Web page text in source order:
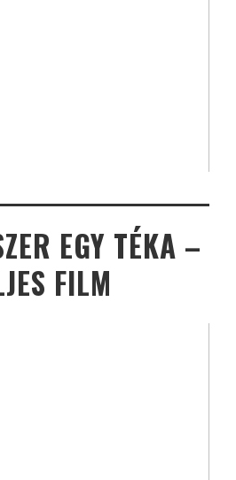
EGY TÉKA –
FILM